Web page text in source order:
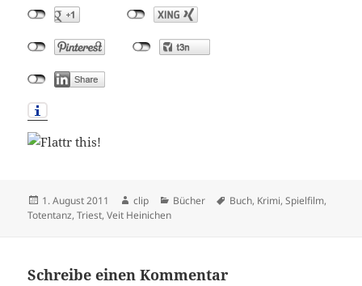
Veröffentlicht
am
1. August 2011 Autor
clip Kategorien
Bücher Schlagwörter
Buch, Krimi,Spielfilm,
Totentanz,Triest,Veit Heinichen
Schreibe einen Kommentar